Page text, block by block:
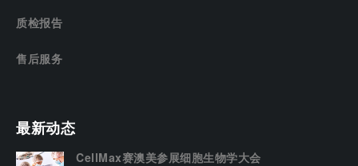
质检报告
售后服务
最新动态
CellMax赛澳美参展细胞生物学大会